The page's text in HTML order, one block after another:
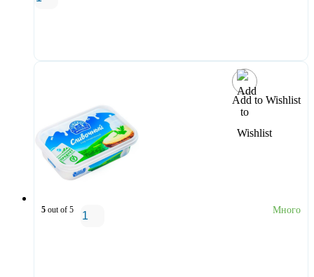
Add to Wishlist
5 out of 5 Много